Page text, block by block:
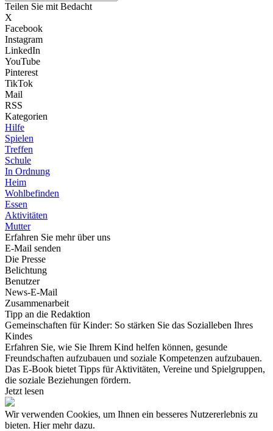
Teilen Sie mit Bedacht
X
Facebook
Instagram
LinkedIn
YouTube
Pinterest
TikTok
Mail
RSS
Kategorien
Hilfe
Spielen
Treffen
Schule
In Ordnung
Heim
Wohlbefinden
Essen
Aktivitäten
Mutter
Erfahren Sie mehr über uns
E-Mail senden
Die Presse
Belichtung
Benutzer
News-E-Mail
Zusammenarbeit
Tipp an die Redaktion
Gemeinschaften für Kinder: So stärken Sie das Sozialleben Ihres
Kindes
Erfahren Sie, wie Sie Ihrem Kind helfen können, gesunde
Freundschaften aufzubauen und soziale Kompetenzen aufzubauen.
Das E-Book bietet Tipps für Aktivitäten, Vereine und Spielgruppen,
die soziale Beziehungen fördern.
Jetzt lesen
Wir verwenden Cookies, um Ihnen ein besseres Nutzererlebnis zu
bieten. Hier mehr dazu.